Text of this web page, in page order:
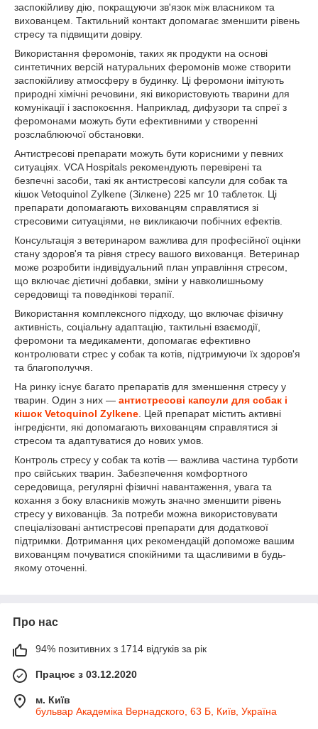
заспокійливу дію, покращуючи зв'язок між власником та
вихованцем. Тактильний контакт допомагає зменшити рівень
стресу та підвищити довіру.
Використання феромонів, таких як продукти на основі
синтетичних версій натуральних феромонів може створити
заспокійливу атмосферу в будинку. Ці феромони імітують
природні хімічні речовини, які використовують тварини для
комунікації і заспокоєння. Наприклад, дифузори та спреї з
феромонами можуть бути ефективними у створенні
розслаблюючої обстановки.
Антистресові препарати можуть бути корисними у певних
ситуаціях. VCA Hospitals рекомендують перевірені та
безпечні засоби, такі як антистресові капсули для собак та
кішок Vetoquinol Zylkene (Зілкене) 225 мг 10 таблеток. Ці
препарати допомагають вихованцям справлятися зі
стресовими ситуаціями, не викликаючи побічних ефектів.
Консультація з ветеринаром важлива для професійної оцінки
стану здоров'я та рівня стресу вашого вихованця. Ветеринар
може розробити індивідуальний план управління стресом,
що включає дієтичні добавки, зміни у навколишньому
середовищі та поведінкові терапії.
Використання комплексного підходу, що включає фізичну
активність, соціальну адаптацію, тактильні взаємодії,
феромони та медикаменти, допомагає ефективно
контролювати стрес у собак та котів, підтримуючи їх здоров'я
та благополуччя.
На ринку існує багато препаратів для зменшення стресу у
тварин. Один з них — антистресові капсули для собак і
кішок Vetoquinol Zylkene . Цей препарат містить активні
інгредієнти, які допомагають вихованцям справлятися зі
стресом та адаптуватися до нових умов.
Контроль стресу у собак та котів — важлива частина турботи
про свійських тварин. Забезпечення комфортного
середовища, регулярні фізичні навантаження, увага та
кохання з боку власників можуть значно зменшити рівень
стресу у вихованців. За потреби можна використовувати
спеціалізовані антистресові препарати для додаткової
підтримки. Дотримання цих рекомендацій допоможе вашим
вихованцям почуватися спокійними та щасливими в будь-
якому оточенні.
Про нас
94% позитивних з 1714 відгуків за рік
Працює з 03.12.2020
м. Київ
бульвар Академіка Вернадского, 63 Б, Київ, Україна